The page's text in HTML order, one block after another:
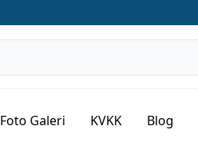
Foto Galeri KVKK Blog